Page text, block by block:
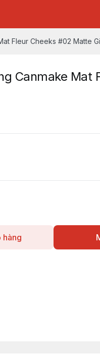
Fleur Cheeks #02 Matte
Canmake Mat
hàng